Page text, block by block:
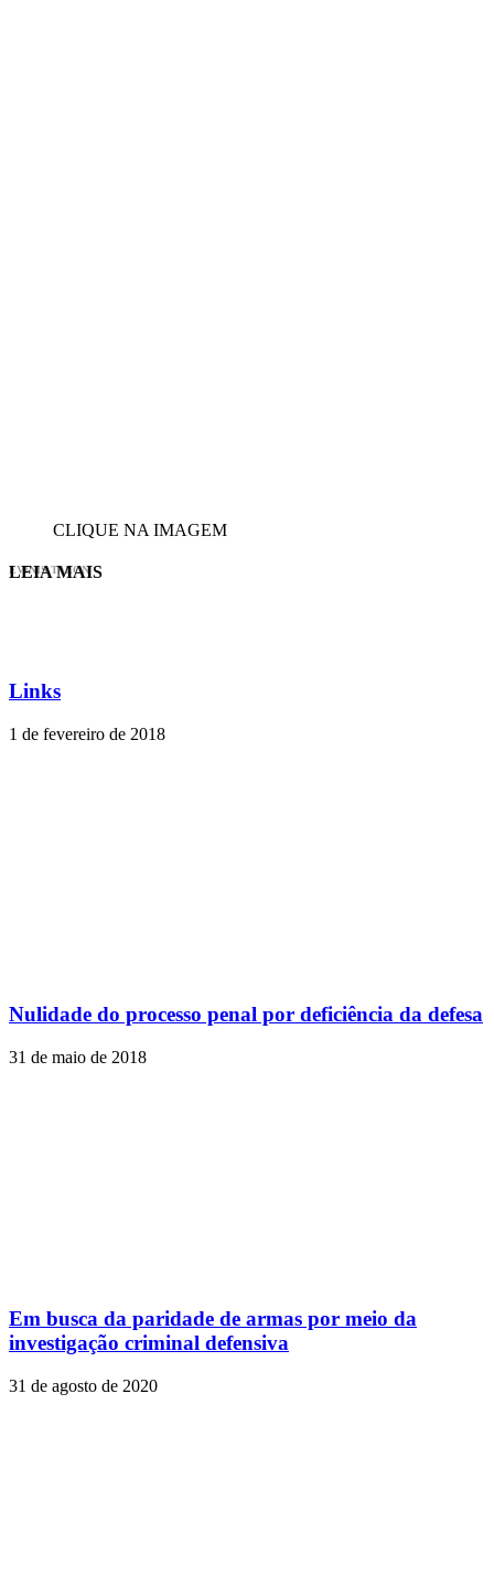
CLIQUE NA IMAGEM
EVINIS TALON
LEIA MAIS
Links
1 de fevereiro de 2018
Nulidade do processo penal por deficiência da defesa
31 de maio de 2018
Em busca da paridade de armas por meio da
investigação criminal defensiva
31 de agosto de 2020